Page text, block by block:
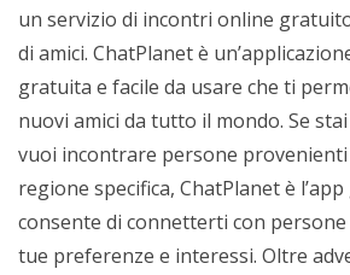
un servizio di incontri online
di amici. ChatPlanet è
gratuita e facile da usare che ti
nuovi amici da tutto il mondo. Se
vuoi incontrare persone provenienti
regione specifica, ChatPlanet è
consente di connetterti con persone
tue preferenze e interessi. Oltre